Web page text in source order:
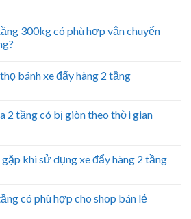
300kg có phù hợp vận chuyển
bánh xe đẩy hàng 2 tầng
2 tầng có bị giòn theo thời gian
khi sử dụng xe đẩy hàng 2 tầng
có phù hợp cho shop bán lẻ